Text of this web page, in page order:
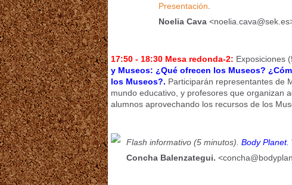
Presentación
Noelia Cava
17:50 - 18:30 Mesa redonda-2: Exposiciones
y Museos: ¿Qué ofrecen los Museos?
los Museos?. Participarán representantes de
mundo educativo, y profesores que organizan
alumnos aprovechando los recursos de los
Flash informativo (5 minutos). Body Planet.
Concha Balenzategui.